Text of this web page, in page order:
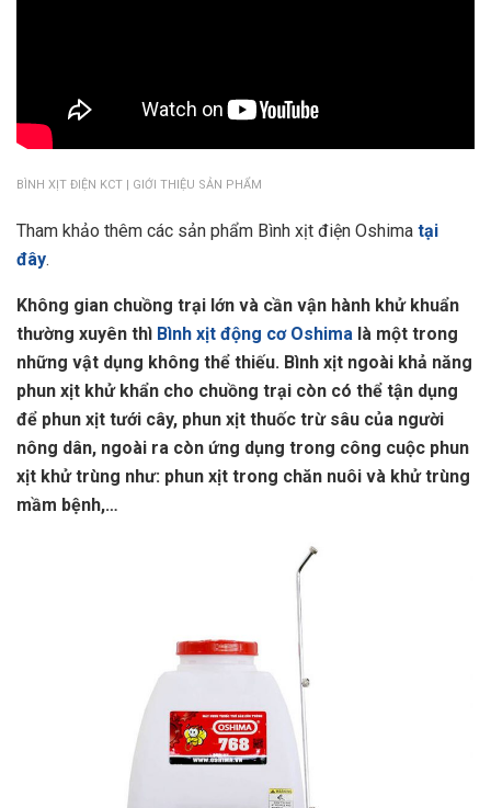
BÌNH XỊT ĐIỆN KCT | GIỚI THIỆU SẢN PHẨM
Tham khảo thêm các sản phẩm Bình xịt điện Oshima tại
đây.
Không gian chuồng trại lớn và cần vận hành khử khuẩn
thường xuyên thì Bình xịt động cơ Oshima là một trong
những vật dụng không thể thiếu. Bình xịt ngoài khả năng
phun xịt khử khẩn cho chuồng trại còn có thể tận dụng
để phun xịt tưới cây, phun xịt thuốc trừ sâu của người
nông dân, ngoài ra còn ứng dụng trong công cuộc phun
xịt khử trùng như: phun xịt trong chăn nuôi và khử trùng
mầm bệnh,…